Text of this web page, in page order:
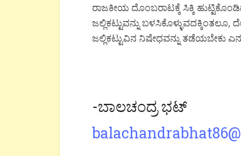
ರಾಜಕೀಯ ದೊಂಬರಾಟಕ್ಕೆ ಸಿಕ್ಕಿ
ಜಲ್ಲಿಕಟ್ಟುವನ್ನು
ಜಲ್ಲಿಕಟ್ಟುವಿನ ನಿಷೇಧವನ್ನು ತಡೆಯಬೇಕು
-ಬಾಲಚಂದ್ರ ಭಟ್